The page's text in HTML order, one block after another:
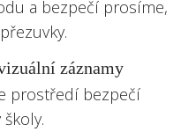
a bezpečí prosíme,
záznamy
prostředí bezpečí